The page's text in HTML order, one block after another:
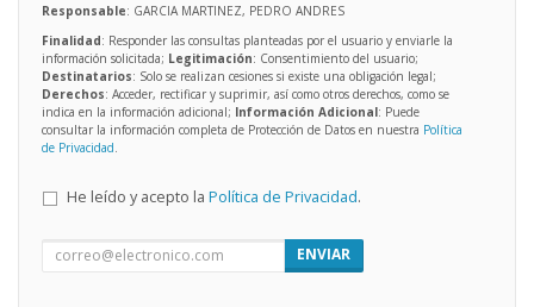
Responsable: GARCIA MARTINEZ, PEDRO ANDRES
Finalidad: Responder las consultas planteadas por el usuario y enviarle la
información solicitada; Legitimación: Consentimiento del usuario;
Destinatarios: Solo se realizan cesiones si existe una obligación legal;
Derechos: Acceder, rectificar y suprimir, así como otros derechos, como se
indica en la información adicional; Información Adicional: Puede
consultar la información completa de Protección de Datos en nuestra Política
de Privacidad
He leído y acepto la Política de Privacidad.
ENVIAR